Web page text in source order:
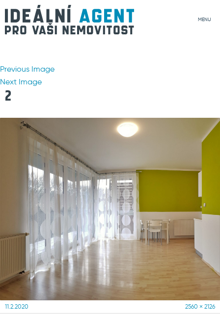
MENU
Previous Image
Next Image
2
Posted
11.2.2020
Full
2560 × 2126